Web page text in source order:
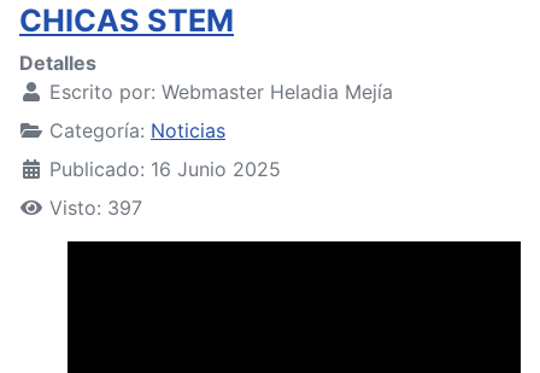
CHICAS STEM
Detalles
Escrito por: Webmaster Heladia Mejía
Categoría: Noticias
Publicado: 16 Junio 2025
Visto: 397